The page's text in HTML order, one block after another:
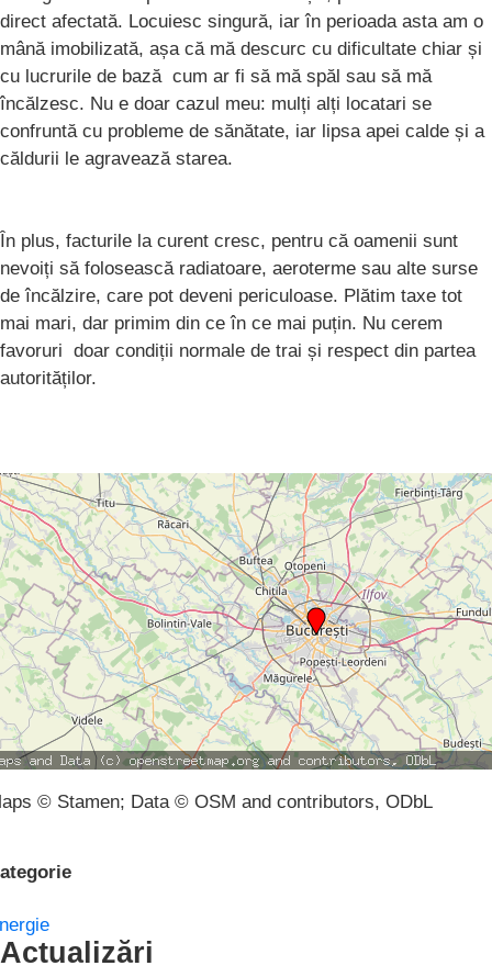
direct afectată. Locuiesc singură, iar în perioada asta am o
mână imobilizată, așa că mă descurc cu dificultate chiar și
cu lucrurile de bază cum ar fi să mă spăl sau să mă
încălzesc. Nu e doar cazul meu: mulți alți locatari se
confruntă cu probleme de sănătate, iar lipsa apei calde și a
căldurii le agravează starea.
În plus, facturile la curent cresc, pentru că oamenii sunt
nevoiți să folosească radiatoare, aeroterme sau alte surse
de încălzire, care pot deveni periculoase. Plătim taxe tot
mai mari, dar primim din ce în ce mai puțin. Nu cerem
favoruri doar condiții normale de trai și respect din partea
autorităților.
© Stamen; Data © OSM and contributors, ODbL
Actualizări